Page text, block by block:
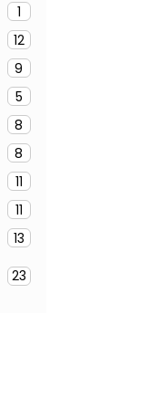
1
12
9
5
8
8
11
11
13
23